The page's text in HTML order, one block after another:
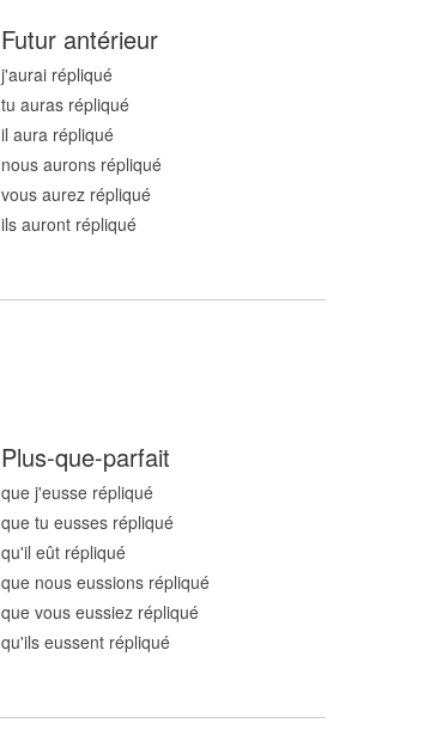
Futur antérieur
j'aurai répliqué
tu auras répliqué
il aura répliqué
nous aurons répliqué
vous aurez répliqué
ils auront répliqué
Plus-que-parfait
que j'eusse répliqué
que tu eusses répliqué
qu'il eût répliqué
que nous eussions répliqué
que vous eussiez répliqué
qu'ils eussent répliqué